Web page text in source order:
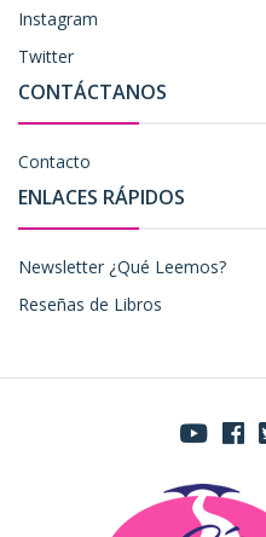
Instagram
Twitter
CONTÁCTANOS
Contacto
ENLACES RÁPIDOS
Newsletter ¿Qué Leemos?
Reseñas de Libros